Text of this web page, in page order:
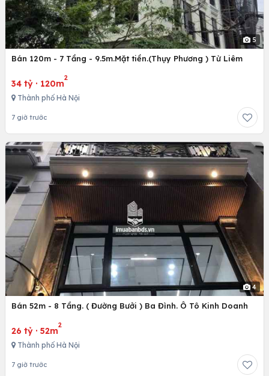
5
Bán 120m - 7 Tầng - 9.5m.Mặt tiền.(Thụy Phương ) Từ Liêm
34 tỷ · 120m
2
Thành phố Hà Nội
7 giờ trước
4
Bán 52m - 8 Tầng. ( Đường Bưởi ) Ba Đình. Ô Tô Kinh Doanh
26 tỷ · 52m
2
Thành phố Hà Nội
7 giờ trước